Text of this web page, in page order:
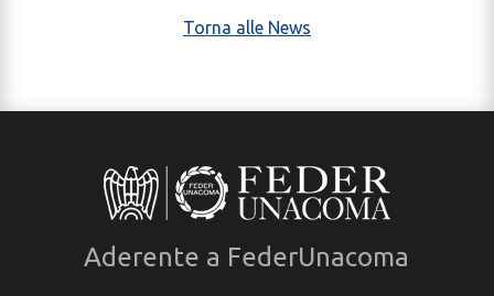
Torna alle News
Aderente a FederUnacoma